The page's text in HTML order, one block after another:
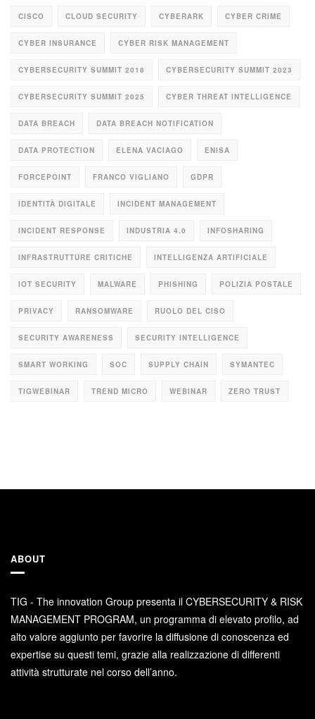
CISCO CLOUD SECURITY CYBERARK CYBER CRIME
CYBER INSURANCE CYBER RISK MANAGEMENT
CYBERSECURITY SUMMIT 2018 CYBERSECURITY SUMMIT 2023
CYBERSECURITY SUMMIT 2025 CYBER THREAT INTELLIGENCE
DATA BREACH DATA BREACH NOTIFICATION
DATA PROTECTION ELENA VACIAGO ENISA
FORCEPOINT FRANCO VIGLIANO GDPR
IDENTITÀ DIGITALE INCIDENT MANAGEMENT
INCIDENT RESPONSE INDUSTRIA 4.0 INFOSHARING
INFRASTRUTTURE CRITICHE INTELLIGENZA ARTIFICIALE
IOT SECURITY MALWARE PHISHING POLIZIA POSTALE
PRIVACY RANSOMWARE RUOLO DEL CISO
SECURITY AWARENESS SECURITY INTELLIGENCE
SMART WORKING SOC SUPPLY CHAIN SYMANTEC
TIGWEBINAR TREND MICRO WEBINAR ZERO TRUST
ABOUT
TIG - The innovation Group presenta il CYBERSECURITY & RISK
MANAGEMENT PROGRAM, un programma di elevato profilo, ad
alto valore aggiunto per favorire la diffusione di conoscenza ed
expertise su questi temi, grazie alla realizzazione di differenti
attività strutturate nel corso dell’anno.